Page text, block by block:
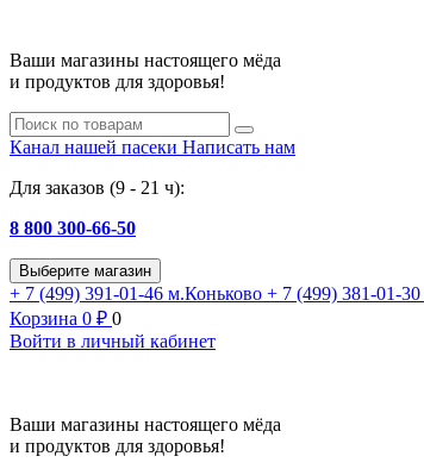
Ваши магазины настоящего мёда
и продуктов для здоровья!
Канал нашей пасеки Написать нам
Для заказов (9 - 21 ч):
8 800 300-66-50
Выберите магазин
+ 7 (499) 391-01-46 м.Коньково + 7 (499) 381-01-30
Корзина 0 ₽ 0
Войти в личный кабинет
Ваши магазины настоящего мёда
и продуктов для здоровья!